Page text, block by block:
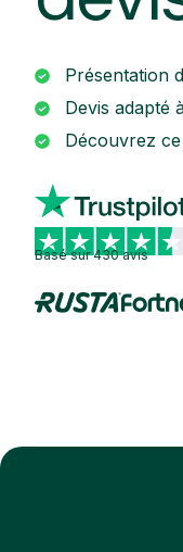
Présentation
Devis adapté
Découvrez
Basé sur 430 avis